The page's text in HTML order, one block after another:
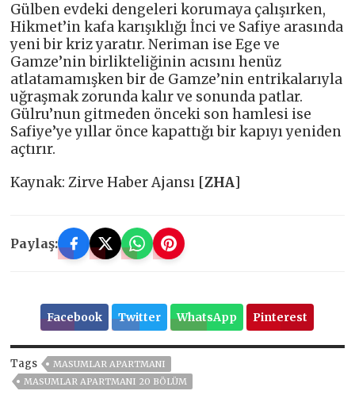
Gülben evdeki dengeleri korumaya çalışırken,
Hikmet’in kafa karışıklığı İnci ve Safiye arasında
yeni bir kriz yaratır. Neriman ise Ege ve
Gamze’nin birlikteliğinin acısını henüz
atlatamamışken bir de Gamze’nin entrikalarıyla
uğraşmak zorunda kalır ve sonunda patlar.
Gülru’nun gitmeden önceki son hamlesi ise
Safiye’ye yıllar önce kapattığı bir kapıyı yeniden
açtırır.
Kaynak: Zirve Haber Ajansı [ZHA]
Paylaş:
Facebook Twitter WhatsApp Pinterest
Tags
MASUMLAR APARTMANI
MASUMLAR APARTMANI 20 BÖLÜM